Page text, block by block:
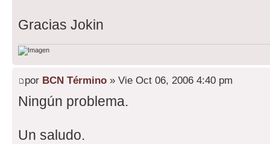
Gracias Jokin
por BCN Término » Vie Oct 06, 2006 4:40 pm
Ningún problema.
Un saludo.